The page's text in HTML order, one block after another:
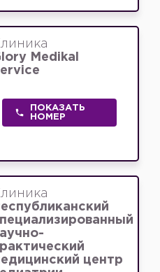
Medikal
ПОКАЗАТЬ
НОМЕР
центр